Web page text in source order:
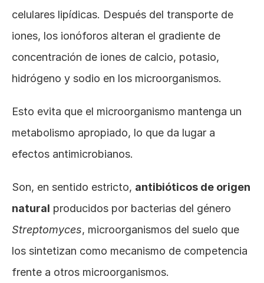
celulares lipídicas. Después del transporte de
iones, los ionóforos alteran el gradiente de
concentración de iones de calcio, potasio,
hidrógeno y sodio en los microorganismos.
Esto evita que el microorganismo mantenga un
metabolismo apropiado, lo que da lugar a
efectos antimicrobianos.
Son, en sentido estricto, antibióticos de origen
natural
Streptomyces, microorganismos del suelo que
los sintetizan como mecanismo de competencia
frente a otros microorganismos.